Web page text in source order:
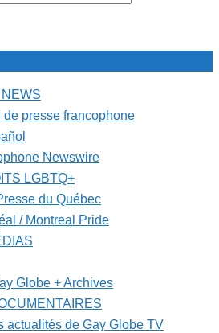
de presse francophone
Newswire
LGBTQ+
du Québec
/ Montreal Pride
Globe + Archives
actualités de Gay Globe TV